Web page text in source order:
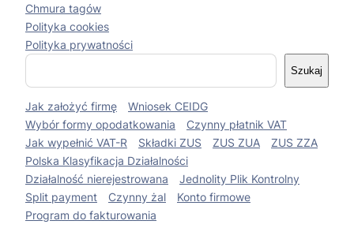
Chmura tagów
Polityka cookies
Polityka prywatności
S
k
a
Szukaj
Jak założyć firmę
Wniosek CEIDG
Wybór formy opodatkowania
Czynny płatnik VAT
Jak wypełnić VAT-R
Składki ZUS ZUS ZUA
ZUS ZZA
Polska Klasyfikacja Działalności
Działalność nierejestrowana
Jednolity Plik Kontrolny
Split payment
Czynny żal
Konto firmowe
Program do fakturowania